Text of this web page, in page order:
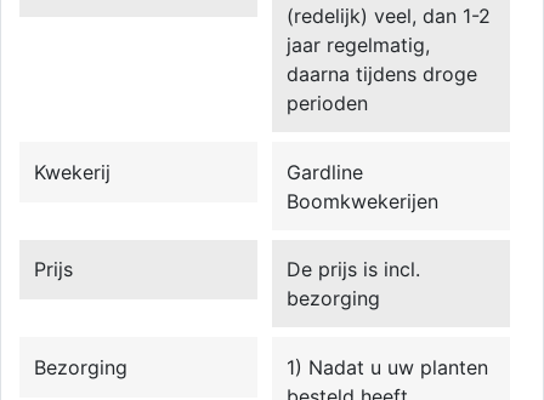
(redelijk) veel, dan 1-2
jaar regelmatig,
daarna tijdens droge
perioden
Kwekerij
Gardline
Boomkwekerijen
Prijs
De prijs is incl.
bezorging
Bezorging
1) Nadat u uw planten